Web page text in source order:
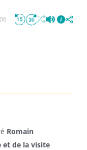
Romain
et de la visite